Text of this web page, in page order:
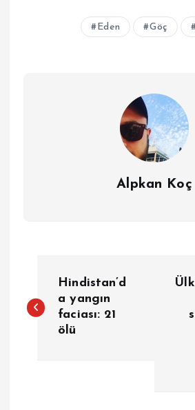
Eden Göç
Alpkan Koç
a
Hindistan’d
a yangın
faciası: 21
ölü